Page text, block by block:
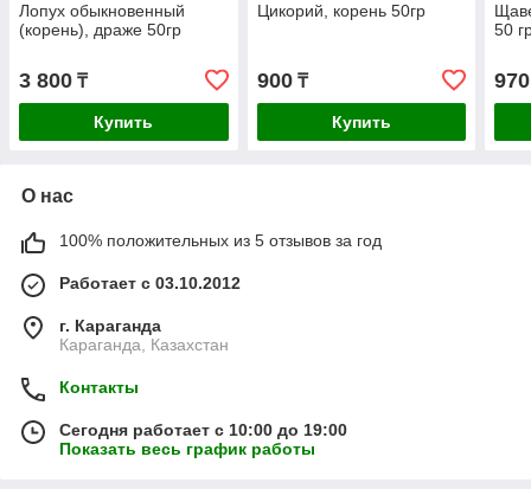
Лопух обыкновенный
(корень), драже 50гр
3 800 ₸
Купить
Цикорий, корень 50гр
900₸
Купить
50
970
О нас
100% положительных из 5 отзывов за год
Работает с 03.10.2012
г. Караганда
Караганда, Казахстан
Контакты
Сегодня работает с 10:00 до 19:00
Показать весь график работы